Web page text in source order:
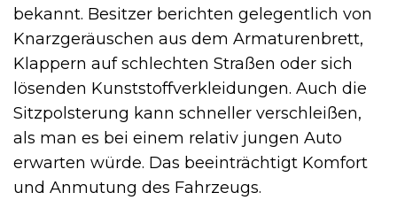
bekannt. Besitzer berichten gelegentlich von
Knarzgeräuschen aus dem Armaturenbrett,
Klappern auf schlechten Straßen oder sich
lösenden Kunststoffverkleidungen. Auch die
Sitzpolsterung kann schneller verschleißen,
als man es bei einem relativ jungen Auto
erwarten würde. Das beeinträchtigt Komfort
und Anmutung des Fahrzeugs.